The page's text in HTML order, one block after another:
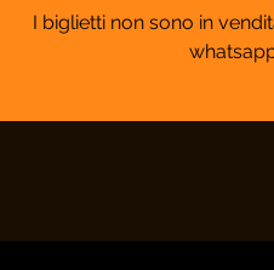
I biglietti non sono in